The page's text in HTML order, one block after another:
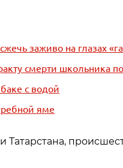
заживо на глазах
смерти школьника
с водой
яме
Татарстана,